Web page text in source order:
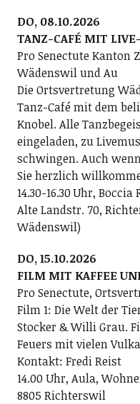
DO, 08.10.2026
TANZ-CAFÉ MIT
Pro Senectute Kanton
Wädenswil und Au
Die Ortsvertretung
Tanz-Café mit dem
Knobel. Alle
eingeladen, zu
schwingen. Auch
Sie herzlich
14.30-16.30 Uhr,
Alte Landstr. 70,
Wädenswil)
DO, 15.10.2026
FILM MIT KAFFEE
Pro Senectute,
Film 1: Die Welt der
Stocker & Willi Grau.
Feuers mit vielen
Kontakt: Fredi Reist
14.00 Uhr, Aula,
8805 Richterswil